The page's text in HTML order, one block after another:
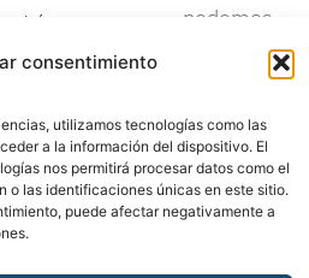
consentimiento
utilizamos tecnologías como las
a la información del dispositivo. El
nos permitirá procesar datos como el
o las identificaciones únicas en este sitio.
puede afectar negativamente a
podemos
darte una
solución.